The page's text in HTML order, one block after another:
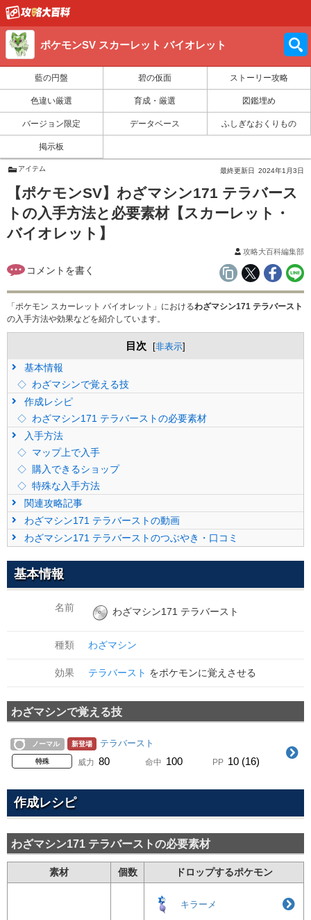
ポケモンSV スカーレット バイオレット
藍の円盤 碧の仮面 ストーリー攻略
色違い厳選 育成・厳選 図鑑埋め
バージョン限定 データベース ふしぎなおくりもの
掲示板
アイテム 最終更新日 2024年1月3日
【ポケモンSV】わざマシン171 テラバース
トの入手方法と必要素材【スカーレット・
バイオレット】
攻略大百科編集部
「ポケモン スカーレット バイオレット」におけるわざマシン171 テラバースト
の入手方法や効果などを紹介しています。
目次 [非表示]
基本情報
わざマシンで覚える技
作成レシピ
わざマシン171 テラバーストの必要素材
入手方法
マップ上で入手
購入できるショップ
特殊な入手方法
関連攻略記事
わざマシン171 テラバーストの動画
わざマシン171 テラバーストのつぶやき・口コミ
基本情報
名前 わざマシン171 テラバースト
種類 わざマシン
効果 テラバースト をポケモンに覚えさせる
わざマシンで覚える技
ノーマル 新登場 テラバースト
特殊 威力 80 命中 100 PP 10 (16)
作成レシピ
わざマシン171 テラバーストの必要素材
素材 個数 ドロップするポケモン
キラーメ